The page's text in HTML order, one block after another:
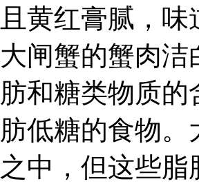
且黄红膏腻，
大闸蟹的蟹肉
肪和糖类物质
肪低糖的食物
之中，但这些